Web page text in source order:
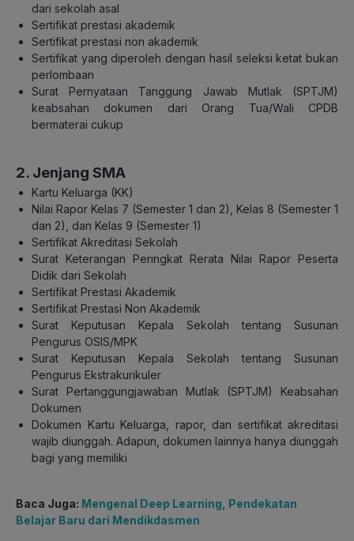
dari sekolah asal
Sertifikat prestasi akademik
Sertifikat prestasi non akademik
Sertifikat yang diperoleh dengan hasil seleksi ketat bukan
perlombaan
Surat Pernyataan Tanggung Jawab Mutlak (SPTJM)
keabsahan dokumen dari Orang Tua/Wali CPDB
bermaterai cukup
2. Jenjang SMA
Kartu Keluarga (KK)
Nilai Rapor Kelas 7 (Semester 1 dan 2), Kelas 8 (Semester 1
dan 2), dan Kelas 9 (Semester 1)
Sertifikat Akreditasi Sekolah
Surat Keterangan Peringkat Rerata Nilai Rapor Peserta
Didik dari Sekolah
Sertifikat Prestasi Akademik
Sertifikat Prestasi Non Akademik
Surat Keputusan Kepala Sekolah tentang Susunan
Pengurus OSIS/MPK
Surat Keputusan Kepala Sekolah tentang Susunan
Pengurus Ekstrakurikuler
Surat Pertanggungjawaban Mutlak (SPTJM) Keabsahan
Dokumen
Dokumen Kartu Keluarga, rapor, dan sertifikat akreditasi
wajib diunggah. Adapun, dokumen lainnya hanya diunggah
bagi yang memiliki
Baca Juga: Mengenal Deep Learning, Pendekatan
Belajar Baru dari Mendikdasmen